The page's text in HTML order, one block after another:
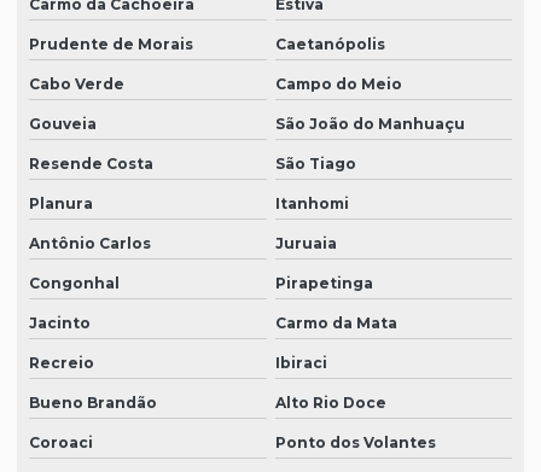
Carmo da Cachoeira Estiva
Prudente de Morais Caetanópolis
Cabo Verde Campo do Meio
Gouveia São João do Manhuaçu
Resende Costa São Tiago
Planura Itanhomi
Antônio Carlos Juruaia
Congonhal Pirapetinga
Jacinto Carmo da Mata
Recreio Ibiraci
Bueno Brandão Alto Rio Doce
Coroaci Ponto dos Volantes